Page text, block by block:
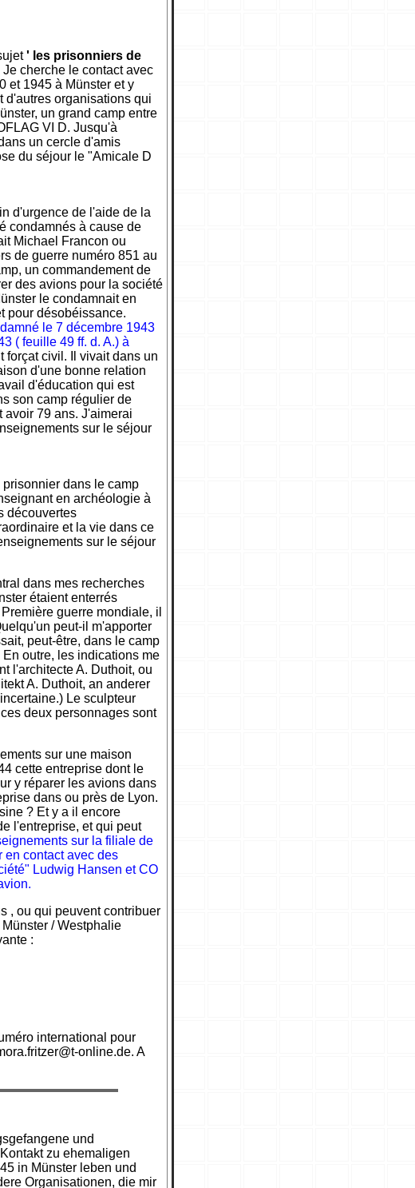
' les prisonniers de
Je cherche le contact avec
et 1945 à Münster et y
d'autres organisations qui
un grand camp entre
VI D. Jusqu'à
un cercle d'amis
du séjour le "Amicale D
d'urgence de l'aide de la
condamnés à cause de
Michael Francon ou
de guerre numéro 851 au
un commandement de
des avions pour la société
le condamnait en
pour désobéissance.
le 7 décembre 1943
( feuille 49 ff. d. A.) à
forçat civil. Il vivait dans un
d'une bonne relation
d'éducation qui est
son camp régulier de
avoir 79 ans. J'aimerai
sur le séjour
dans le camp
en archéologie à
découvertes
et la vie dans ce
sur le séjour
dans mes recherches
étaient enterrés
guerre mondiale, il
peut-il m'apporter
peut-être, dans le camp
outre, les indications me
l'architecte A. Duthoit, ou
A. Duthoit, an anderer
Le sculpteur
deux personnages sont
sur une maison
cette entreprise dont le
y réparer les avions dans
dans ou près de Lyon.
? Et y a il encore
l'entreprise, et qui peut
sur la filiale de
en contact avec des
Ludwig Hansen et CO
, ou qui peuvent contribuer
/ Westphalie
:
international pour
online.de. A
und
zu ehemaligen
in Münster leben und
Organisationen, die mir